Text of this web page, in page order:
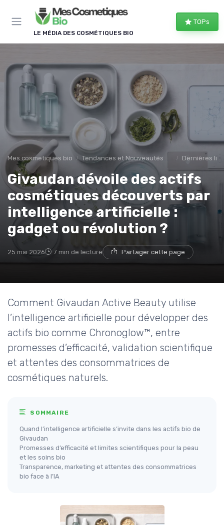
LE MÉDIA DES COSMÉTIQUES BIO
TOPs
Mes cosmetiques bio Tendances et Nouveautés en cosmetique Dernières
Givaudan dévoile des actifs
cosmétiques découverts par
intelligence artificielle :
gadget ou révolution ?
25 mai 2026 7 min de lecture Partager cette page
Comment Givaudan Active Beauty utilise
l’intelligence artificielle pour développer des
actifs bio comme Chronoglow™, entre
promesses d’efficacité, validation scientifique
et attentes des consommatrices de
cosmétiques naturels.
SOMMAIRE
Quand l’intelligence artificielle s’invite dans les actifs bio de
Givaudan
Promesses d’efficacité et limites scientifiques pour la peau
et les soins bio
Transparence, marketing et attentes des consommatrices
bio face à l’IA
Panneau de gestion des cookies